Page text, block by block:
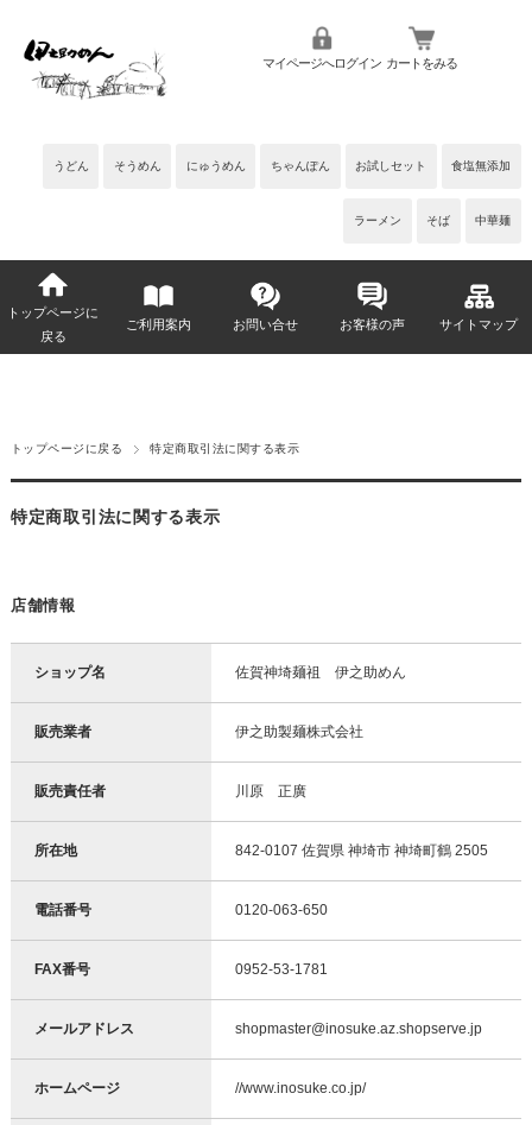
うどん そうめん にゅうめん ちゃんぽん お試しセット 食塩無添加
ラーメン そば 中華麺
マイページへログイン カートをみる
トップページに
戻る
ご利用案内 お問い合せ お客様の声 サイトマップ
トップページに戻る 特定商取引法に関する表示
特定商取引法に関する表示
店舗情報
ショップ名 佐賀神埼麺祖 伊之助めん
販売業者 伊之助製麺株式会社
販売責任者 川原 正廣
所在地 842-0107 佐賀県 神埼市 神埼町鶴 2505
電話番号 0120-063-650
FAX番号 0952-53-1781
メールアドレス shopmaster@inosuke.az.shopserve.jp
ホームページ //www.inosuke.co.jp/